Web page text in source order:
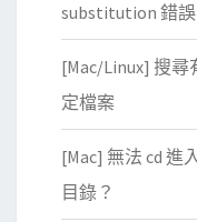
substitution 錯誤
[Mac/Linux] 搜
定檔案
[Mac] 無法 cd 進
目錄？